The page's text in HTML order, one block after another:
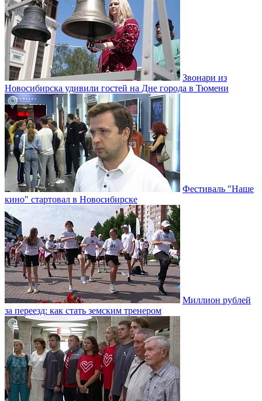
Звонари из
Новосибирска удивили гостей на Дне города в Тюмени
Фестиваль "Наше
кино" стартовал в Новосибирске
Миллион рублей
за переезд: как стать земским тренером